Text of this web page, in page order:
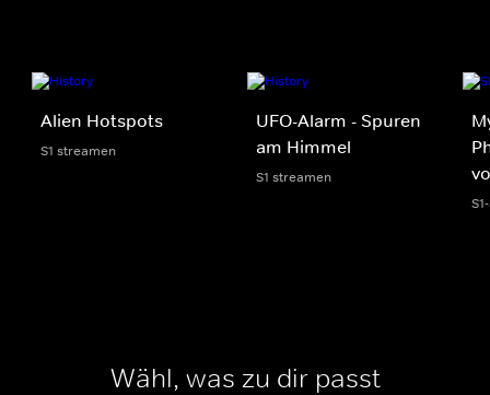
Alien Hotspots
S1 streamen
UFO-Alarm - Spuren
am Himmel
S1 streamen
Wähl, was zu dir passt